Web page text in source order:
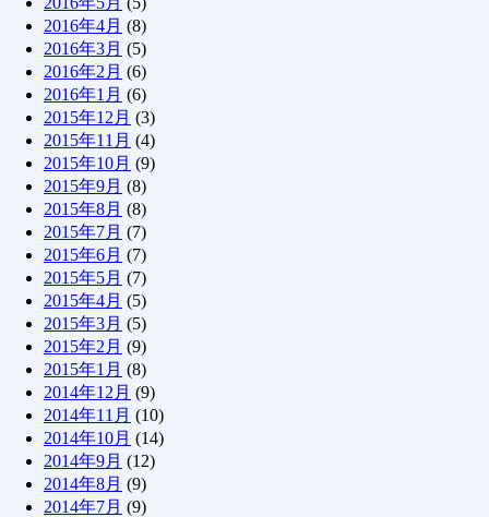
2016年4月 (8)
2016年3月 (5)
2016年2月 (6)
2016年1月 (6)
2015年12月 (3)
2015年11月 (4)
2015年10月 (9)
2015年9月 (8)
2015年8月 (8)
2015年7月 (7)
2015年6月 (7)
2015年5月 (7)
2015年4月 (5)
2015年3月 (5)
2015年2月 (9)
2015年1月 (8)
2014年12月 (9)
2014年11月 (10)
2014年10月 (14)
2014年9月 (12)
2014年8月 (9)
2014年7月 (9)